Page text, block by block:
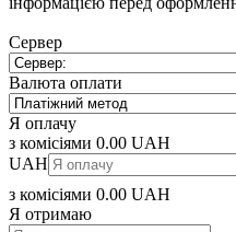
Сервер
Валюта оплати
Я оплачу
з комісіями 0.00 UAH
UAH
з комісіями 0.00 UAH
Я отримаю